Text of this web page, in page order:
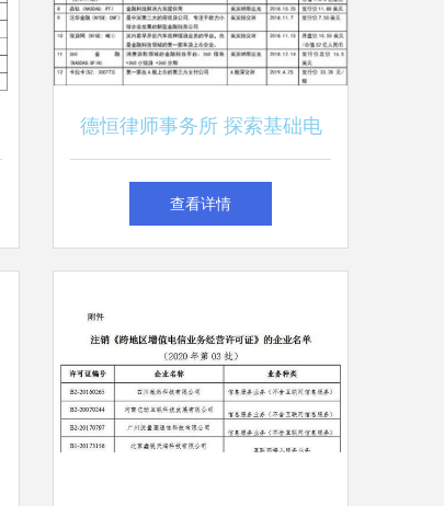
德恒律师事务所 探索基础电
信业务的法律机遇与挑战
查看详情